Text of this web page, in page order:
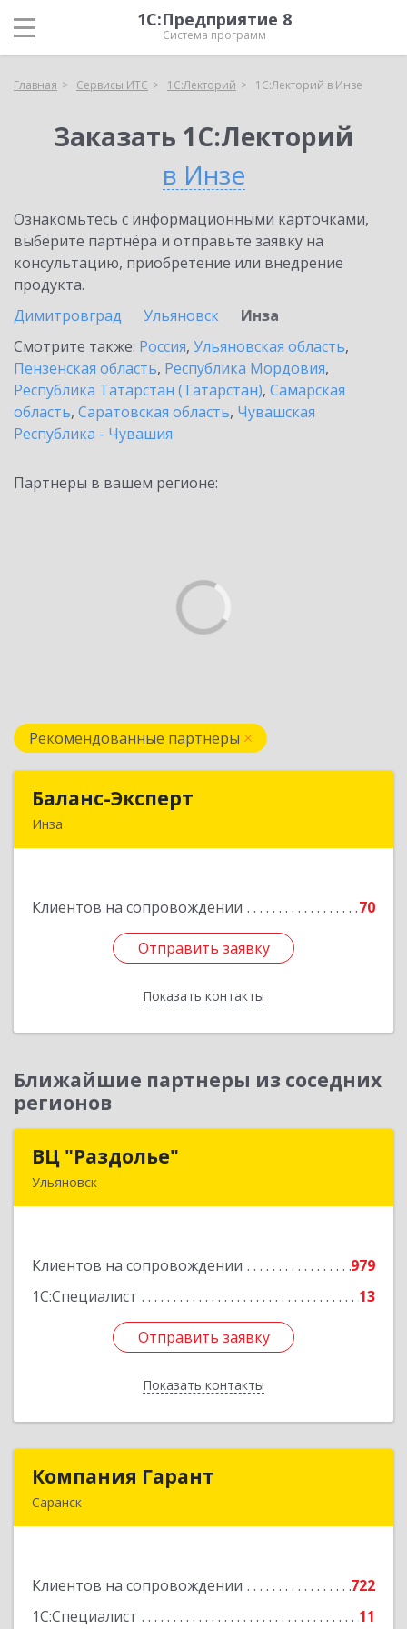
1С:Предприятие 8
Система программ
Главная Сервисы ИТС 1С:Лекторий 1С:Лекторий в Инзе
Заказать 1С:Лекторий
в Инзе
Ознакомьтесь с информационными карточками,
выберите партнёра и отправьте заявку на
консультацию, приобретение или внедрение
продукта.
Димитровград
Ульяновск
Инза
Смотрите также: Россия, Ульяновская область,
Пензенская область, Республика Мордовия,
Республика Татарстан (Татарстан), Самарская
область, Саратовская область, Чувашская
Республика - Чувашия
Партнеры в вашем регионе:
Рекомендованные партнеры
Баланс-Эксперт
Инза
Клиентов на сопровождении 70
Отправить заявку
Показать контакты
Подробнее
Отправить заявку
Назад
Ближайшие партнеры из соседних
регионов
ВЦ "Раздолье"
Ульяновск
Клиентов на сопровождении
979
1С:Специалист
13
Отправить заявку
Показать контакты
Подробнее
Отправить заявку
Назад
Компания Гарант
Саранск
Клиентов на сопровождении
722
1С:Специалист
11
Компания Гарант
Подробнее